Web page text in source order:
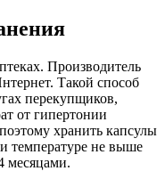
Производитель
Такой способ
перекупщиков,
от гипертонии
хранить капсулы
температуре не выше
месяцами.